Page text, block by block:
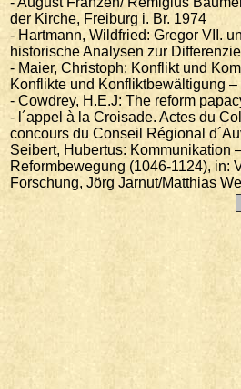
der Kirche, Freiburg i. Br. 1974
- Hartmann, Wildfried: Gregor VII.
historische Analysen zur
- Maier, Christoph: Konflikt und
Konflikte und Konfliktbewältigung
- Cowdrey, H.E.J: The reform
- l´appel à la Croisade. Actes du
concours du Conseil Régional
Seibert, Hubertus: Kommunikation
Reformbewegung (1046-1124), in:
Forschung, Jörg Jarnut/Matthias